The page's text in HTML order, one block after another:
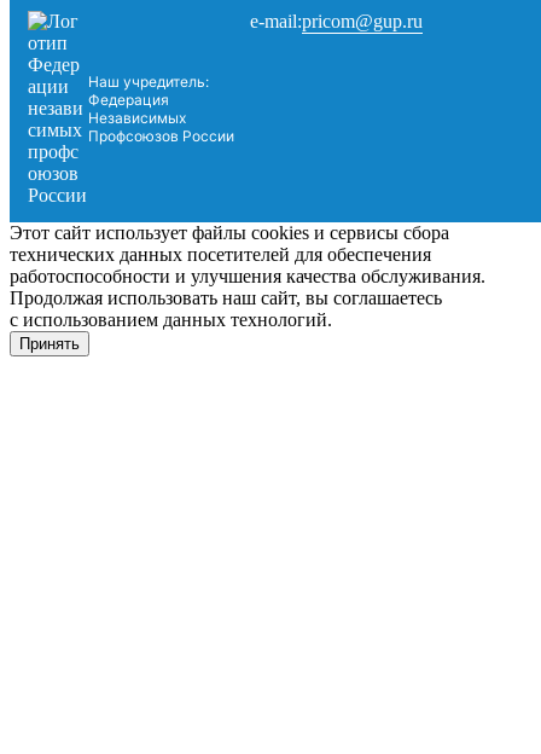
Наш учредитель:
Федерация
Независимых
Профсоюзов России
e-mail:pricom@gup.ru
Этот сайт использует файлы cookies и сервисы сбора
технических данных посетителей для обеспечения
работоспособности и улучшения качества обслуживания.
Продолжая использовать наш сайт, вы соглашаетесь
с использованием данных технологий.
Принять